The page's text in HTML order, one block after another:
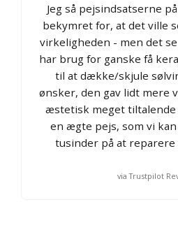
Jeg så pejsindsatserne
bekymret for, at det ville
virkeligheden - men det
har brug for ganske få
til at dække/skjule
ønsker, den gav lidt mere
æstetisk meget tiltalende
en ægte pejs, som vi
tusinder på at
via Trustpilot